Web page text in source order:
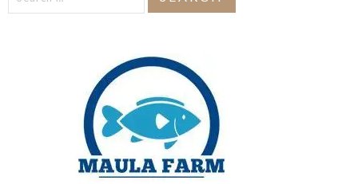
for: